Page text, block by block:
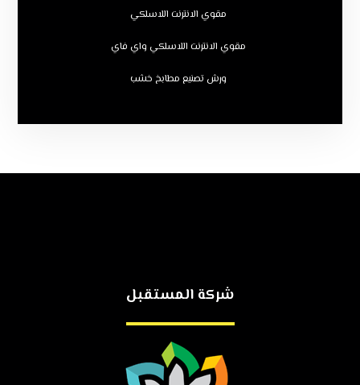
مقوي الانترنت اللاسلكي
مقوي الانترنت اللاسلكي واي فاي
ورش تصنيع مطابخ خشب
شركة المستقبل